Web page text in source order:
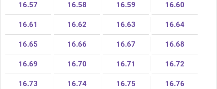
16.57 16.58 16.59 16.60
16.61 16.62 16.63 16.64
16.65 16.66 16.67 16.68
16.69 16.70 16.71 16.72
16.73 16.74 16.75 16.76